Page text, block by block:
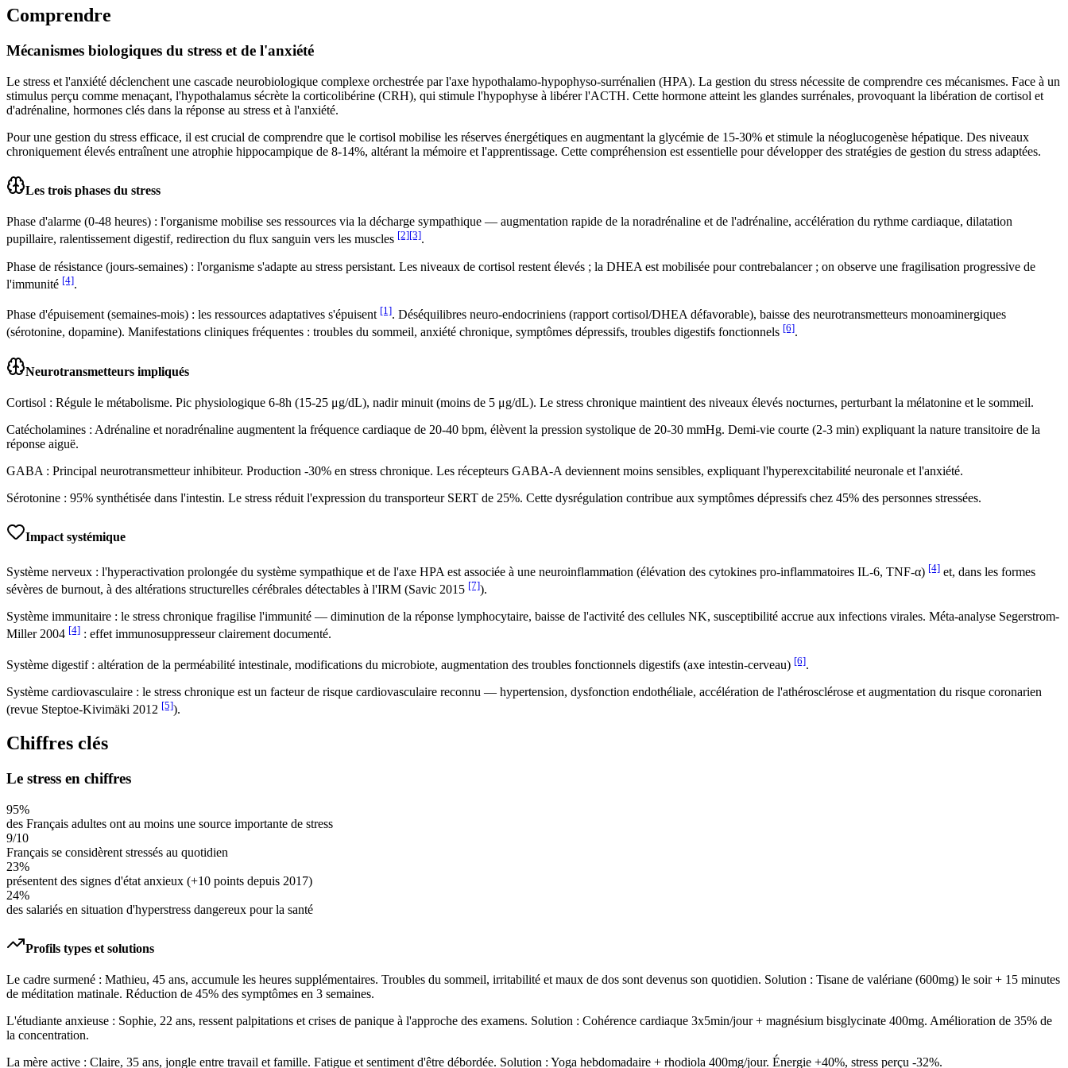
Comprendre
Mécanismes biologiques du stress et de l'anxiété
Le stress et l'anxiété déclenchent une cascade neurobiologique complexe orchestrée par l'axe hypothalamo-hypophyso-surrénalien (HPA). La gestion du stress nécessite de comprendre ces mécanismes. Face à un
stimulus perçu comme menaçant, l'hypothalamus sécrète la corticolibérine (CRH), qui stimule l'hypophyse à libérer l'ACTH. Cette hormone atteint les glandes surrénales, provoquant la libération de cortisol et
d'adrénaline, hormones clés dans la réponse au stress et à l'anxiété.
Pour une gestion du stress efficace, il est crucial de comprendre que le cortisol mobilise les réserves énergétiques en augmentant la glycémie de 15-30% et stimule la néoglucogenèse hépatique. Des niveaux
chroniquement élevés entraînent une atrophie hippocampique de 8-14%, altérant la mémoire et l'apprentissage. Cette compréhension est essentielle pour développer des stratégies de gestion du stress adaptées.
Les trois phases du stress
Phase d'alarme (0-48 heures) : l'organisme mobilise ses ressources via la décharge sympathique — augmentation rapide de la noradrénaline et de l'adrénaline, accélération du rythme cardiaque, dilatation
pupillaire, ralentissement digestif, redirection du flux sanguin vers les muscles [2][3].
Phase de résistance (jours-semaines) : l'organisme s'adapte au stress persistant. Les niveaux de cortisol restent élevés ; la DHEA est mobilisée pour contrebalancer ; on observe une fragilisation progressive de
l'immunité [4].
Phase d'épuisement (semaines-mois) : les ressources adaptatives s'épuisent [1]. Déséquilibres neuro-endocriniens (rapport cortisol/DHEA défavorable), baisse des neurotransmetteurs monoaminergiques
(sérotonine, dopamine). Manifestations cliniques fréquentes : troubles du sommeil, anxiété chronique, symptômes dépressifs, troubles digestifs fonctionnels [6].
Neurotransmetteurs impliqués
Cortisol : Régule le métabolisme. Pic physiologique 6-8h (15-25 μg/dL), nadir minuit (moins de 5 μg/dL). Le stress chronique maintient des niveaux élevés nocturnes, perturbant la mélatonine et le sommeil.
Catécholamines : Adrénaline et noradrénaline augmentent la fréquence cardiaque de 20-40 bpm, élèvent la pression systolique de 20-30 mmHg. Demi-vie courte (2-3 min) expliquant la nature transitoire de la
réponse aiguë.
GABA : Principal neurotransmetteur inhibiteur. Production -30% en stress chronique. Les récepteurs GABA-A deviennent moins sensibles, expliquant l'hyperexcitabilité neuronale et l'anxiété.
Sérotonine : 95% synthétisée dans l'intestin. Le stress réduit l'expression du transporteur SERT de 25%. Cette dysrégulation contribue aux symptômes dépressifs chez 45% des personnes stressées.
Impact systémique
Système nerveux : l'hyperactivation prolongée du système sympathique et de l'axe HPA est associée à une neuroinflammation (élévation des cytokines pro-inflammatoires IL-6, TNF-α) [4] et, dans les formes
sévères de burnout, à des altérations structurelles cérébrales détectables à l'IRM (Savic 2015 [7]).
Système immunitaire : le stress chronique fragilise l'immunité — diminution de la réponse lymphocytaire, baisse de l'activité des cellules NK, susceptibilité accrue aux infections virales. Méta-analyse Segerstrom-
Miller 2004 [4] : effet immunosuppresseur clairement documenté.
Système digestif : altération de la perméabilité intestinale, modifications du microbiote, augmentation des troubles fonctionnels digestifs (axe intestin-cerveau) [6].
Système cardiovasculaire : le stress chronique est un facteur de risque cardiovasculaire reconnu — hypertension, dysfonction endothéliale, accélération de l'athérosclérose et augmentation du risque coronarien
(revue Steptoe-Kivimäki 2012 [5]).
Chiffres clés
Le stress en chiffres
95%
des Français adultes ont au moins une source importante de stress
9/10
Français se considèrent stressés au quotidien
23%
présentent des signes d'état anxieux (+10 points depuis 2017)
24%
des salariés en situation d'hyperstress dangereux pour la santé
Profils types et solutions
Le cadre surmené : Mathieu, 45 ans, accumule les heures supplémentaires. Troubles du sommeil, irritabilité et maux de dos sont devenus son quotidien. Solution : Tisane de valériane (600mg) le soir + 15 minutes
de méditation matinale. Réduction de 45% des symptômes en 3 semaines.
L'étudiante anxieuse : Sophie, 22 ans, ressent palpitations et crises de panique à l'approche des examens. Solution : Cohérence cardiaque 3x5min/jour + magnésium bisglycinate 400mg. Amélioration de 35% de
la concentration.
La mère active : Claire, 35 ans, jongle entre travail et famille. Fatigue et sentiment d'être débordée. Solution : Yoga hebdomadaire + rhodiola 400mg/jour. Énergie +40%, stress perçu -32%.